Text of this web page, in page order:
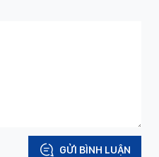
GỬI BÌNH LUẬN